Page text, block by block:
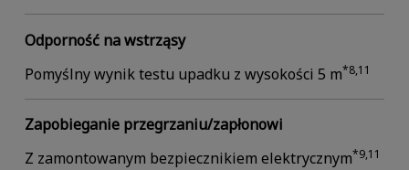
Odporność na wstrząsy
Pomyślny wynik testu upadku z wysokości 5 m*8,11
Zapobieganie przegrzaniu/zapłonowi
Z zamontowanym bezpiecznikiem elektrycznym*9,11